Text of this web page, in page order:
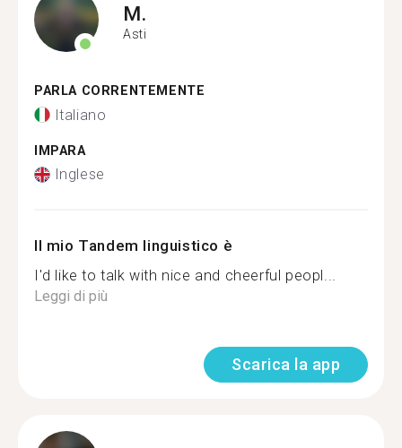
M.
Asti
PARLA CORRENTEMENTE
Italiano
IMPARA
Inglese
Il mio Tandem linguistico è
I'd like to talk with nice and cheerful peopl...
Leggi di più
Scarica la app